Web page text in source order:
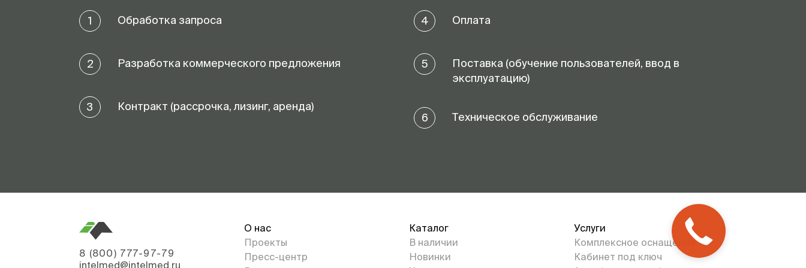
1 Обработка запроса
2 Разработка коммерческого предложения
3 Контракт (рассрочка, лизинг, аренда)
4 Оплата
5
Поставка (обучение пользователей, ввод в
эксплуатацию)
6 Техническое обслуживание
8 (800) 777-97-79
intelmed@intelmed.ru
О нас
Проекты
Пресс-центр
Каталог
В наличии
Новинки
Услуги
Комплексное оснащение
Кабинет под ключ